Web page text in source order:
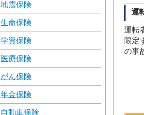
運
運転
限定
の事
地震保険
生命保険
学資保険
医療保険
がん保険
年金保険
自動車保険